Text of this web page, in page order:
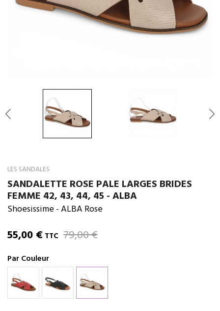
LES SANDALES
SANDALETTE ROSE PALE LARGES BRIDES
FEMME 42, 43, 44, 45 - ALBA
Shoesissime- ALBA Rose
55,00 € TTC 79,00 €
Par Couleur